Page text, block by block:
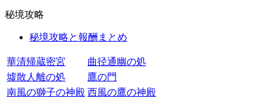
秘境攻略
秘境攻略と報酬まとめ
華清帰蔵密宮
曲径通幽の処
墟散人離の処
鷹の門
南風の獅子の神殿 西風の鷹の神殿